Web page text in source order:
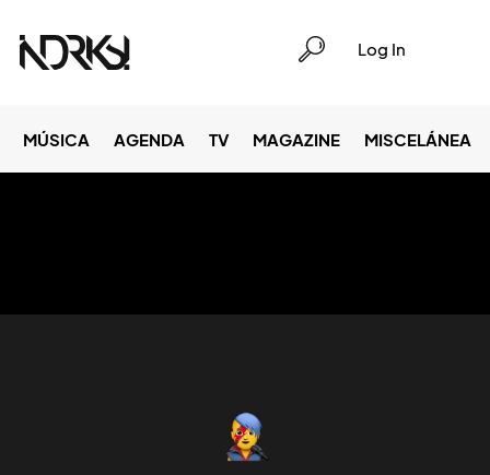
Log In
MÚSICA AGENDA TV MAGAZINE MISCELÁNEA